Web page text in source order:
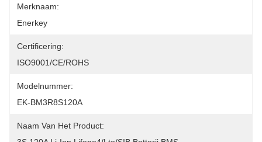
Merknaam:
Enerkey
Certificering:
ISO9001/CE/ROHS
Modelnummer:
EK-BM3R8S120A
Naam Van Het Product: